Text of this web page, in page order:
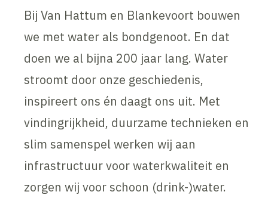
Bij Van Hattum en Blankevoort bouwen
we met water als bondgenoot. En dat
doen we al bijna 200 jaar lang. Water
stroomt door onze geschiedenis,
inspireert ons én daagt ons uit. Met
vindingrijkheid, duurzame technieken en
slim samenspel werken wij aan
infrastructuur voor waterkwaliteit en
zorgen wij voor schoon (drink-)water.